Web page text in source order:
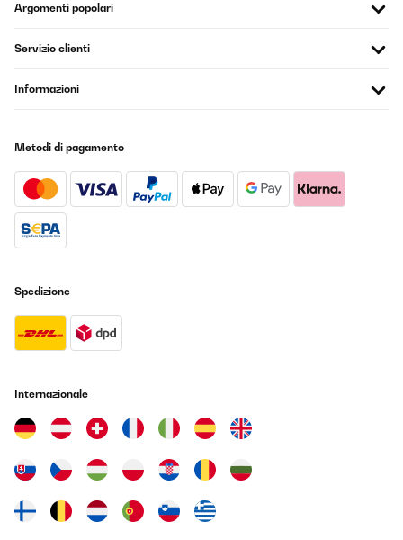
Argomenti popolari
Servizio clienti
Informazioni
Metodi di pagamento
Spedizione
Internazionale